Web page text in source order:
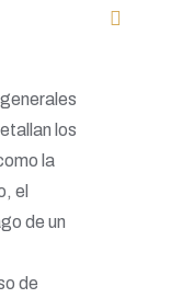
los
la
el
de un
de